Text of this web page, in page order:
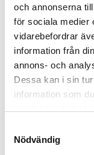
och annonserna
för sociala medier
vidarebefordrar
information från
annons- och
Dessa kan i sin
information som
Nödvändig
arbeta ej
spänning
produkten har